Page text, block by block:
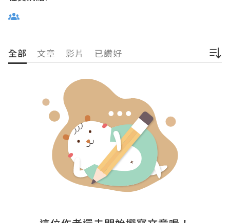
全部 文章 影片 已讚好